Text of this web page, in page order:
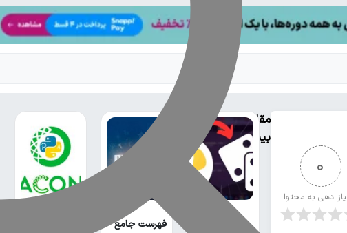
0
دهی به محتوا
مقالات
بیشتر
فهرست جامع